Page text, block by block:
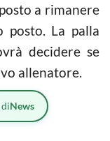
a rimanere
posto. La palla
decidere se
allenatore.
News